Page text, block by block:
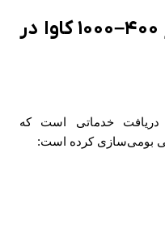
چرا تعمیر دیزل ژنراتور ۴۰۰–۱۰۰۰ کاوا در
دریافت خدماتی است که
بومی‌سازی کرده است: